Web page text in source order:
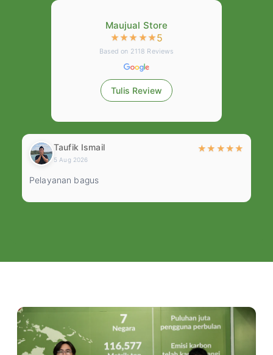
Maujual Store
★★★ ★★5
Based on 2118 Reviews
Tulis Review
Taufik Ismail
5 Aug 2026
★★ ★★★
Pelayanan bagus